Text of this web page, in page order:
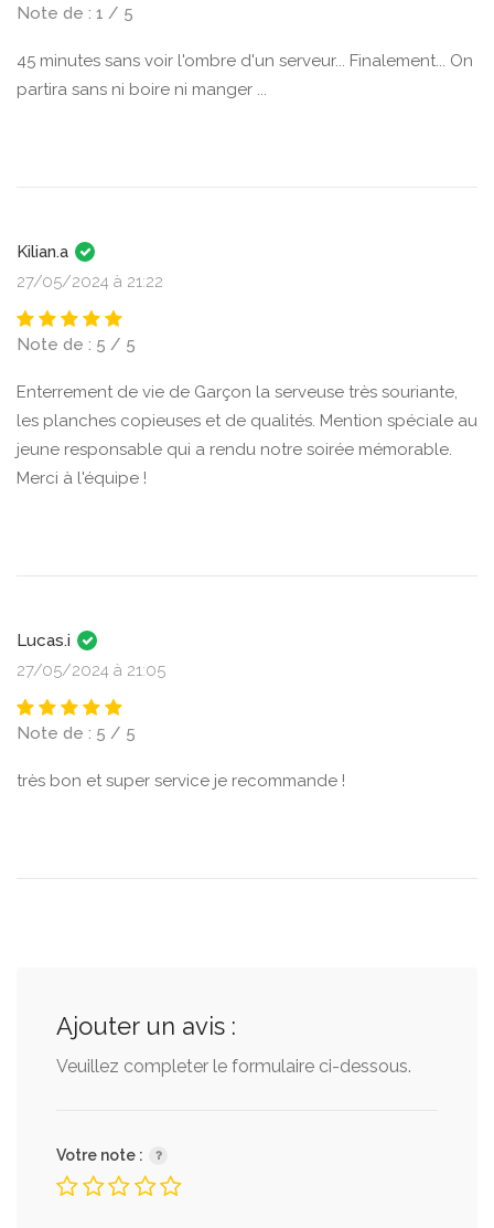
Note de : 1 / 5
45 minutes sans voir l'ombre d'un serveur... Finalement... On
partira sans ni boire ni manger ...
Kilian.a
27/05/2024 à 21:22
Note de : 5 / 5
Enterrement de vie de Garçon la serveuse très souriante,
les planches copieuses et de qualités. Mention spéciale au
jeune responsable qui a rendu notre soirée mémorable.
Merci à l'équipe !
Lucas.i
27/05/2024 à 21:05
Note de : 5 / 5
très bon et super service je recommande !
Ajouter un avis :
Veuillez completer le formulaire ci-dessous.
Votre note :